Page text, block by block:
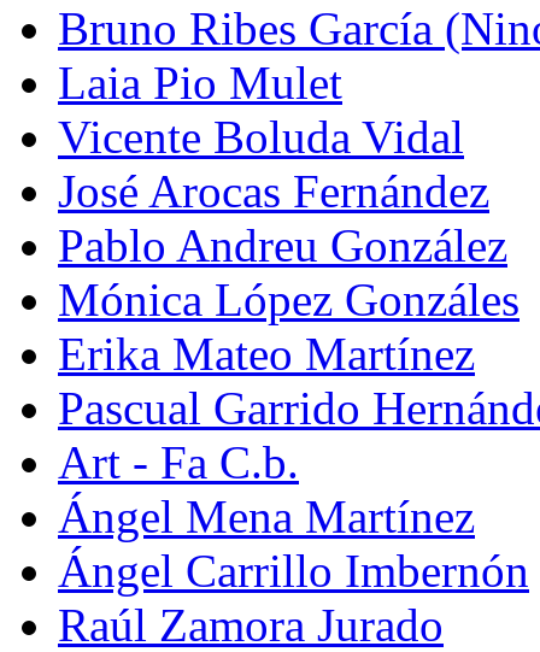
Bruno Ribes García
Laia Pio Mulet
Vicente Boluda Vidal
José Arocas Fernández
Pablo Andreu González
Mónica López Gonzáles
Erika Mateo Martínez
Pascual Garrido
Art - Fa C.b.
Ángel Mena Martínez
Ángel Carrillo Imbernón
Raúl Zamora Jurado